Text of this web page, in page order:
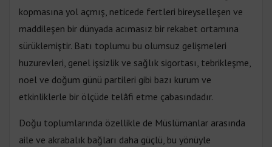
kopmasına yol açmış, neticede fertleri bireyselleşen ve
maddileşen bir dünyada acımasız bir rekabet ortamına
sürüklemiştir. Batı toplumu bu olumsuz gelişmeleri
huzurevleri, genel işsizlik ve sağlık sigortası, tebrikleşme,
noel ve doğum günü partileri gibi bazı kurum ve
etkinliklerle bir ölçüde telâfi etme çabasındadır.
Doğu toplumlarında özellikle de Müslümanlar arasında
aile ve akrabalık bağları daha güçlü, bu yönüyle